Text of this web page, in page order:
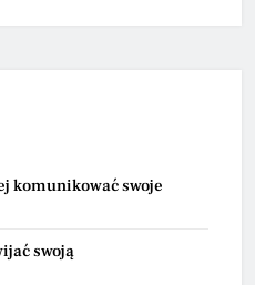
komunikować swoje
swoją